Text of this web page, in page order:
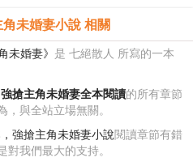
未婚妻小說 相關
未婚妻》 是 七絕散人 所寫的一本
搶主角未婚妻全本閱讀的所有章節
與全站立場無關。
強搶主角未婚妻小說閱讀章節有錯
我們最大的支持。